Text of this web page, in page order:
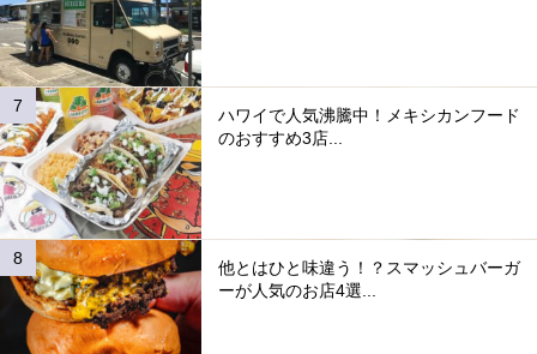
ハワイで人気沸騰中！メキシカンフード
のおすすめ3店...
他とはひと味違う！？スマッシュバーガ
ーが人気のお店4選...